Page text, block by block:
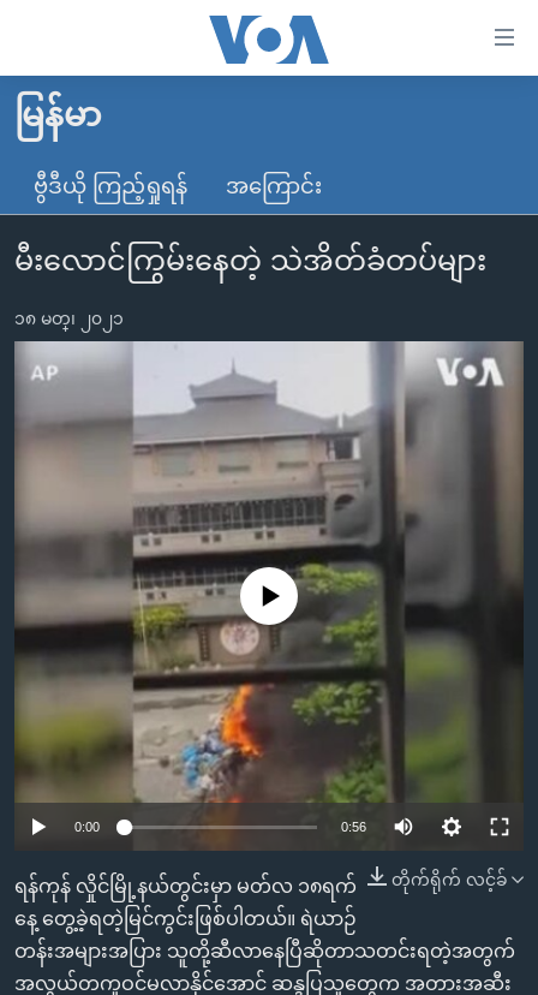
လွယ်ကူ
စေ
သည့်
Link
များ
ပင်မ
ကျော်
ရန်
နေရာ
ကျော်
မူလစာမျက်နှာ
မြန်မာ
ကမ္ဘာ့သတင်းများ
နိုင်ငံတကာ
တရုတ်
အစ္စရေး-ပါလက်စတိုင်း
ဗွီဒီယို
ရပ်ဝန်းတခု လမ်းတခု အလွန်
အင်္ဂလိပ်စာလေ့လာမယ်
မကြေးမုံရဲ့ အင်္ဂလိပ်စာ
ရုပ်ရှင်ထဲက အင်္ဂလိပ်စာ
သုတပဒေသာ အင်္ဂလိပ်စာ
အပတ်စဉ်ကဏ္ဍများ
ရေဒီယိုနှင့်ရုပ်သံ အချက်အလက်များ
ရေဒီယို/တီဗွီအစီအစဉ်
Learning English
ဗွီအိုအေ လူမှုကွန်ယက်များ
ဘာသာစကားများ
မြန်မာ
ဗွီဒီယို ကြည့်ရှုရန် အကြောင်း
မီးလောင်ကြွမ်းနေတဲ့ သဲအိတ်ခံတပ်များ
၁၈ မတ္၊ ၂၀၂၁
No media source currently available
0:00 0:56
တိုက်ရိုက် လင့်ခ်
ရန်ကုန် လှိုင်မြို့နယ်တွင်းမှာ မတ်လ ၁၈ရက်
နေ့ တွေ့ခဲ့ရတဲ့မြင်ကွင်းဖြစ်ပါတယ်။ ရဲယာဉ်
တန်းအများအပြား သူတို့ဆီလာနေပြီဆိုတာသတင်းရတဲ့အတွက်
အလွယ်တကူဝင်မလာနိုင်အောင် ဆန္ဒပြသူတွေက အတားအဆီး